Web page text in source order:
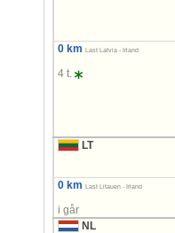
0 km Last Latvia - Irland
4 t.
LT
0 km Last Litauen - Irland
i går
NL